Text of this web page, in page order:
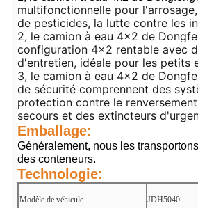
multifonctionnelle pour
de pesticides, la lutte contre les
2, le camion à eau 4x2 de
configuration 4x2 rentable avec
d'entretien, idéale pour les petits
3, le camion à eau 4x2 de
de sécurité comprennent des
protection contre le
secours et des extincteurs
Emballage:
Généralement, nous les
des conteneurs.
Technologie:
Modèle de véhicule JDH5040